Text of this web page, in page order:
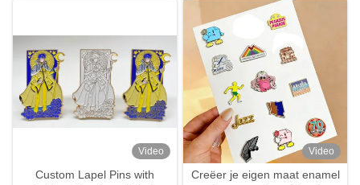
Video
Custom Lapel Pins with
Video
Creëer je eigen maat enamel